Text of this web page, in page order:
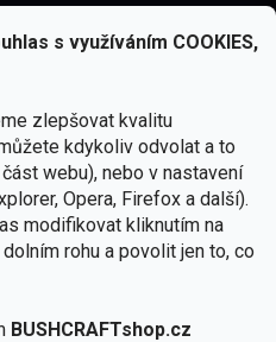
s využíváním COOKIES,
zlepšovat kvalitu
kdykoliv odvolat a to
webu), nebo v nastavení
Opera, Firefox a další).
modifikovat kliknutím na
rohu a povolit jen to, co
BUSHCRAFTshop.cz